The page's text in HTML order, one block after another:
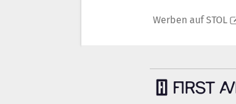
Werben auf STOL